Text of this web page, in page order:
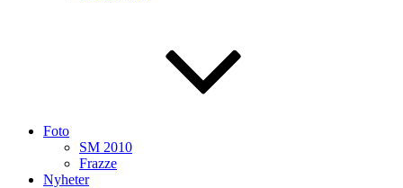
Foto
SM 2010
Frazze
Nyheter